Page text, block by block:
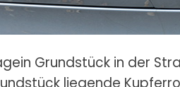
ein Grundstück in der